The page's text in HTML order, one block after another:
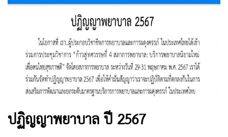
ปฏิญญาพยาบาล ปี 2567